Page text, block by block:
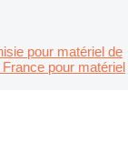
pour matériel de
pour matériel